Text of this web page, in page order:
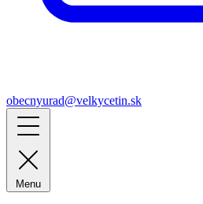
obecnyurad@velkycetin.sk
Menu